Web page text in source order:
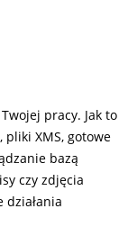
pracy. Jak to
XMS, gotowe
bazą
czy zdjęcia